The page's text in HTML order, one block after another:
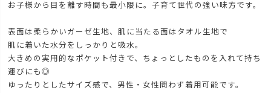
お子様から目を離す時間も最小限に。子育て世代の強い味方です。
表面は柔らかいガーゼ生地、肌に当たる面はタオル生地で
肌に着いた水分をしっかりと吸水。
大きめの実用的なポケット付きで、ちょっとしたものを入れて持ち
運びにも◎
ゆったりとしたサイズ感で、男性・女性問わず着用可能です。